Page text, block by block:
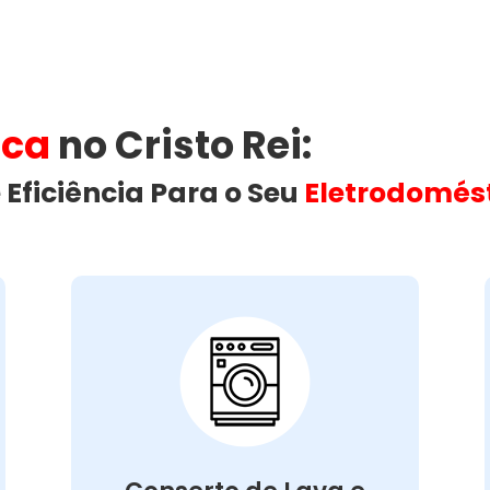
no Cristo Rei​:
Eficiência Para o Seu
Conserto de Lava e
Seca:
Nossa equipe está preparada para